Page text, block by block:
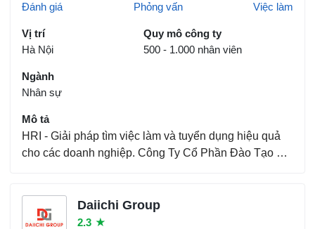
Đánh giá Phỏng vấn Việc làm
Vị trí
Hà Nội
Quy mô công ty
500 - 1.000 nhân viên
Ngành
Nhân sự
Mô tả
HRI - Giải pháp tìm việc làm và tuyển dụng hiệu quả
cho các doanh nghiệp. Công Ty Cổ Phần Đào Tạo Và
do Chi cục Thuế Quận Cầu Giấy quản lý. Chính sác...
Daiichi Group
2.3 ★